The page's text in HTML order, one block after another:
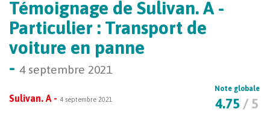
Témoignage de Sulivan. A -
Particulier : Transport de
voiture en panne
- 4 septembre 2021
Sulivan. A - 4 septembre 2021
Note globale
4.75 / 5